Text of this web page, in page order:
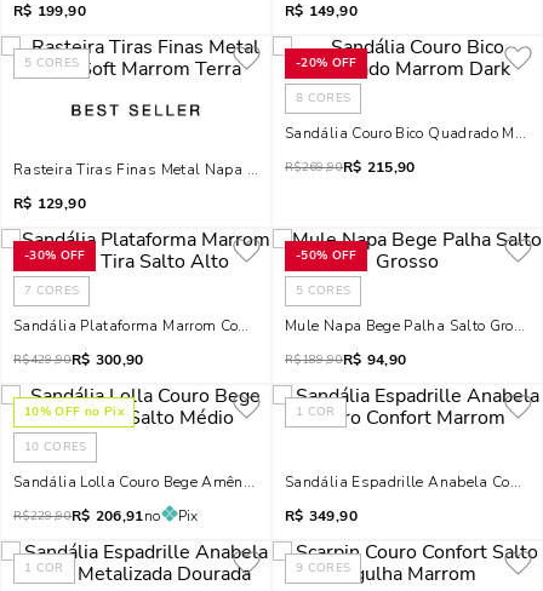
R$ 199,90
R$ 149,90
5 CORES
Rasteira Tiras Finas Metal Napa Soft Marrom Terra
R$ 129,90
-20% OFF
8 CORES
Sandália Couro Bico Quadrado
R$269,90R$ 215,90
-30% OFF
7 CORES
Sandália Plataforma Marrom Couro Tira Salto Alto
R$429,90R$ 300,90
-50% OFF
5 CORES
Mule Napa Bege Palha Salto Grosso
R$189,90R$ 94,90
10% OFF no Pix
10 CORES
Sandália Lolla Couro Bege Amêndoa Salto Médio
R$229,90R$ 206,91no Pix
1 COR
Sandália Espadrille Anabela Couro
R$ 349,90
1 COR 9 CORES